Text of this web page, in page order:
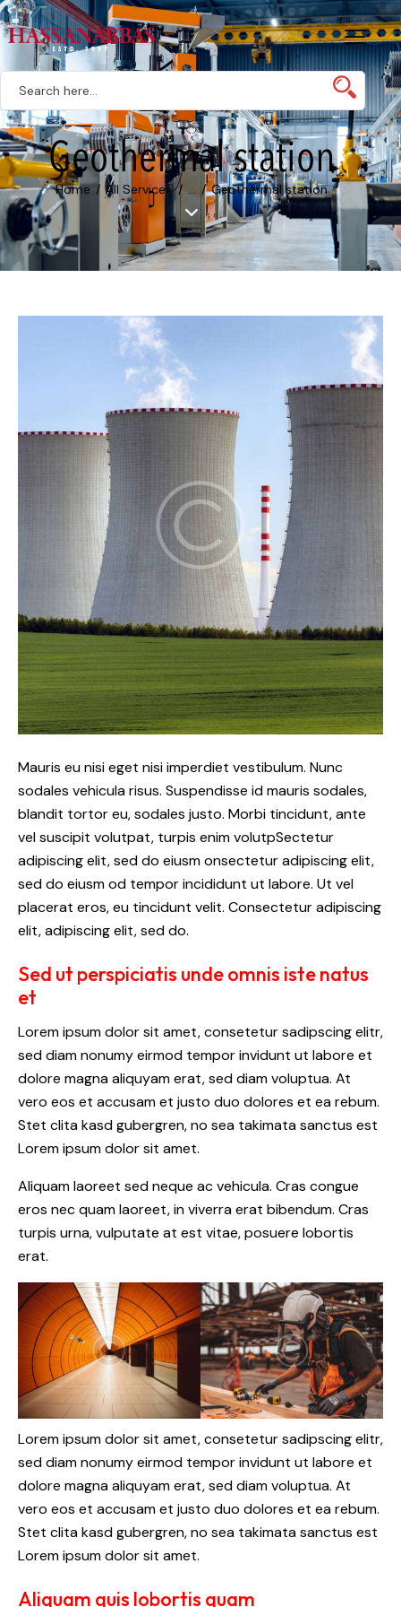
Geothermal station
Home All Services ... Geothermal station
Mauris eu nisi eget nisi imperdiet vestibulum. Nunc
sodales vehicula risus. Suspendisse id mauris sodales,
blandit tortor eu, sodales justo. Morbi tincidunt, ante
vel suscipit volutpat, turpis enim volutpSectetur
adipiscing elit, sed do eiusm onsectetur adipiscing elit,
sed do eiusm od tempor incididunt ut labore. Ut vel
placerat eros, eu tincidunt velit. Consectetur adipiscing
elit, adipiscing elit, sed do.
Sed ut perspiciatis unde omnis iste natus
et
Lorem ipsum dolor sit amet, consetetur sadipscing elitr,
sed diam nonumy eirmod tempor invidunt ut labore et
dolore magna aliquyam erat, sed diam voluptua. At
vero eos et accusam et justo duo dolores et ea rebum.
Stet clita kasd gubergren, no sea takimata sanctus est
Lorem ipsum dolor sit amet.
Aliquam laoreet sed neque ac vehicula. Cras congue
eros nec quam laoreet, in viverra erat bibendum. Cras
turpis urna, vulputate at est vitae, posuere lobortis
erat.
Lorem ipsum dolor sit amet, consetetur sadipscing elitr,
sed diam nonumy eirmod tempor invidunt ut labore et
dolore magna aliquyam erat, sed diam voluptua. At
vero eos et accusam et justo duo dolores et ea rebum.
Stet clita kasd gubergren, no sea takimata sanctus est
Lorem ipsum dolor sit amet.
Aliquam quis lobortis quam